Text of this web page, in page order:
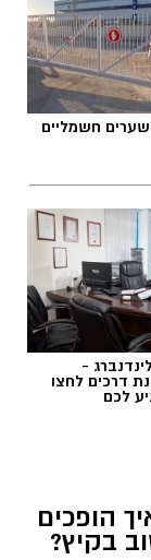
שערים חשמליים
-
דרכים לחצו
לכם
הופכים
בקיץ?